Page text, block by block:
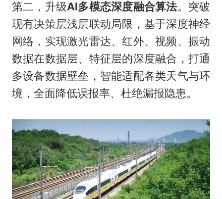
第二，升级AI多模态深度融合算法。突破
现有决策层浅层联动局限，基于深度神经
网络，实现激光雷达、红外、视频、振动
数据在数据层、特征层的深度融合，打通
多设备数据壁垒，智能适配各类天气与环
境，全面降低误报率、杜绝漏报隐患。